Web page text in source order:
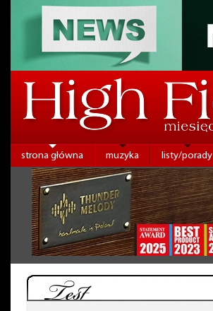
strona główna muzyka listy/porady
Test